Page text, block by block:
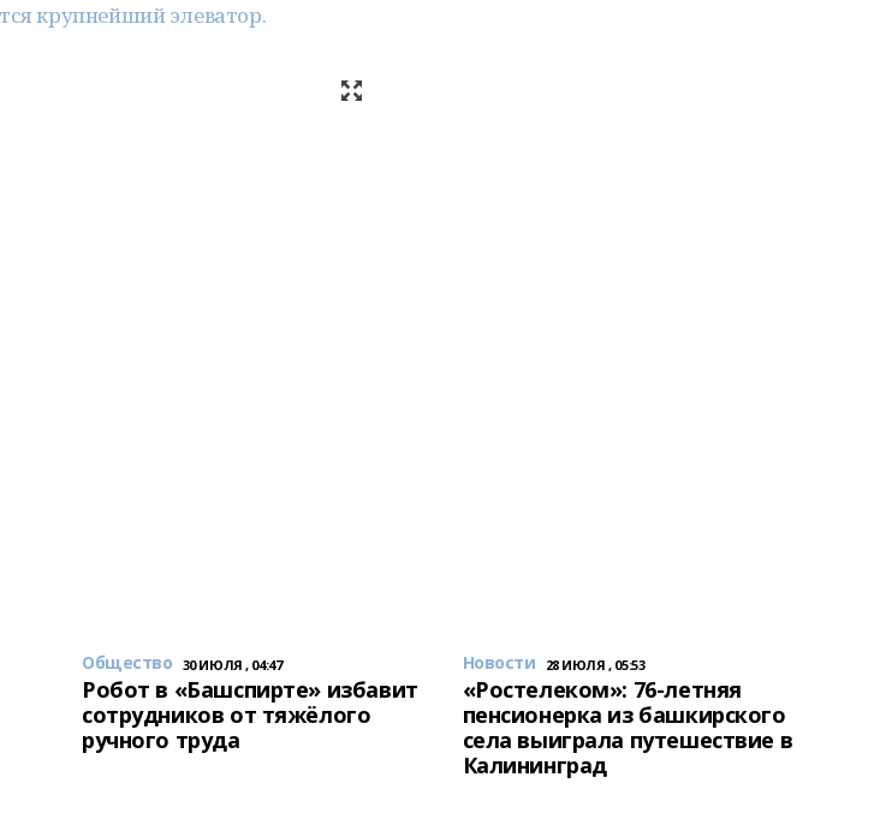
крупнейший элеватор.
Общество 30 ИЮЛЯ , 04:47
Робот в «Башспирте» избавит
сотрудников от тяжёлого
ручного труда
Новости 28 ИЮЛЯ , 05:53
«Ростелеком»: 76-летняя
пенсионерка из башкирского
села выиграла путешествие в
Калининград